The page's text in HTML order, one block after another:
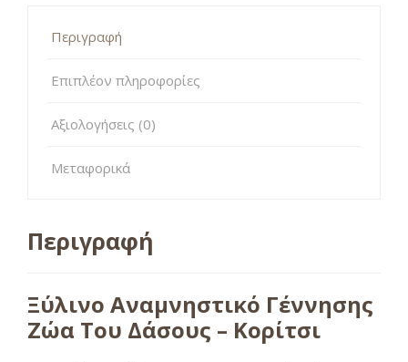
Περιγραφή
Επιπλέον πληροφορίες
Αξιολογήσεις (0)
Μεταφορικά
Περιγραφή
Ξύλινο Αναμνηστικό Γέννησης
Ζώα Του Δάσους – Κορίτσι